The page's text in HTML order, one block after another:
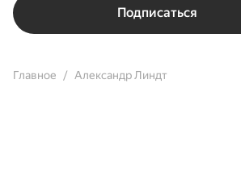
Подписаться
Главное Александр Линдт